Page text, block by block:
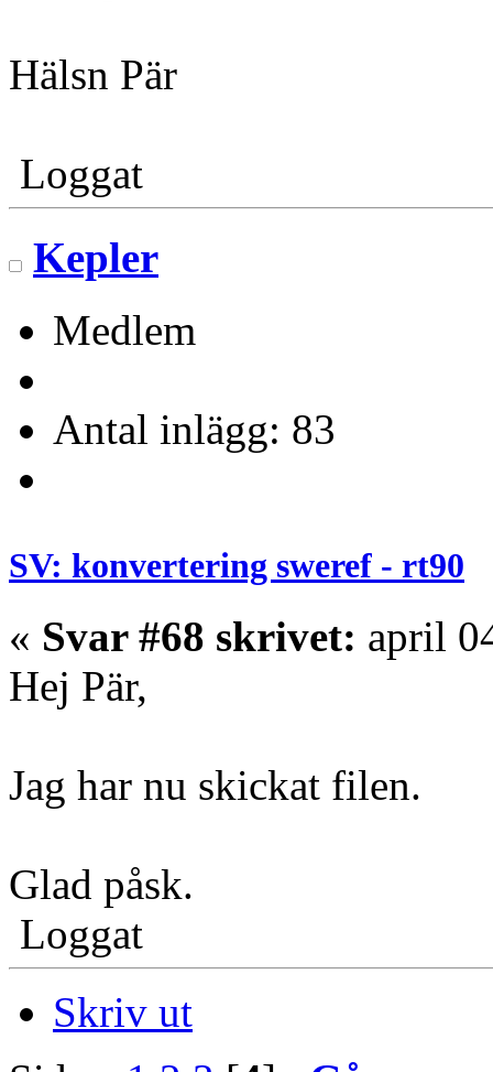
Hälsn Pär
Loggat
Kepler
Medlem
Antal inlägg: 83
SV: konvertering sweref - rt90
« Svar #68 skrivet: april
Hej Pär,
Jag har nu skickat filen.
Glad påsk.
Loggat
Skriv ut